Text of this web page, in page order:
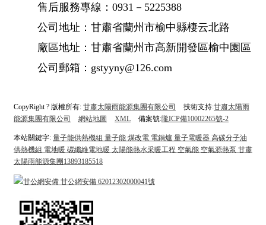
售后服務專線：0931－5225388
公司地址：甘肅省蘭州市榆中縣棲云北路
廠區地址：甘肅省蘭州市高新開發區榆中園區
公司郵箱：gstyyny@126.com
CopyRight ? 版權所有: 甘肅太陽雨能源集團有限公司 技術支持:甘肅太陽雨
能源集團有限公司
網站地圖 XML 備案號:隴ICP備10002265號-2
本站關鍵字: 量子能供熱機組 量子能 煤改電 電鍋爐 量子電暖器 高碳分子油
供熱機組 電地暖 碳纖維電地暖 太陽能熱水采暖工程 空氣能 空氣源熱泵 甘肅
太陽雨能源集團13893185518
甘公網安備 甘公網安備 62012302000041號